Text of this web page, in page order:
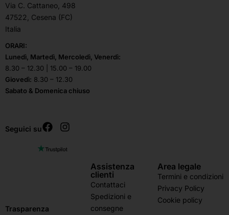
Via C. Cattaneo, 498
47522, Cesena (FC)
Italia
ORARI:
Lunedì, Martedì, Mercoledì, Venerdì:
8.30 – 12.30 | 15.00 – 19.00
Giovedì: 8.30 – 12.30
Sabato & Domenica chiuso
Seguici su
Trasparenza
Assistenza
clienti
Contattaci
Spedizioni e
consegne
Area legale
Termini e condizioni
Privacy Policy
Cookie policy